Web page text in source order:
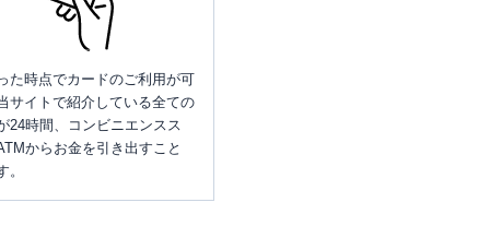
た時点でカードのご利用が可
サイトで紹介している全ての
24時間、コンビニエンスス
からお金を引き出すこと
。